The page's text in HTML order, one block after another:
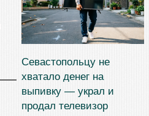
Севастопольцу не
хватало денег на
выпивку — украл и
продал телевизор